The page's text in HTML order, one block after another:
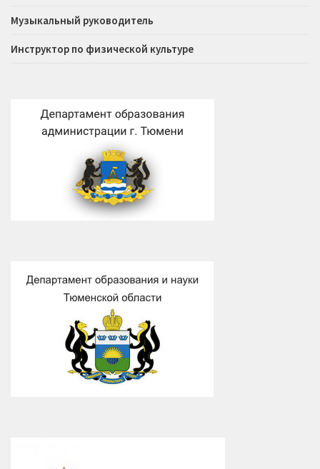
Музыкальный руководитель
Инструктор по физической культуре